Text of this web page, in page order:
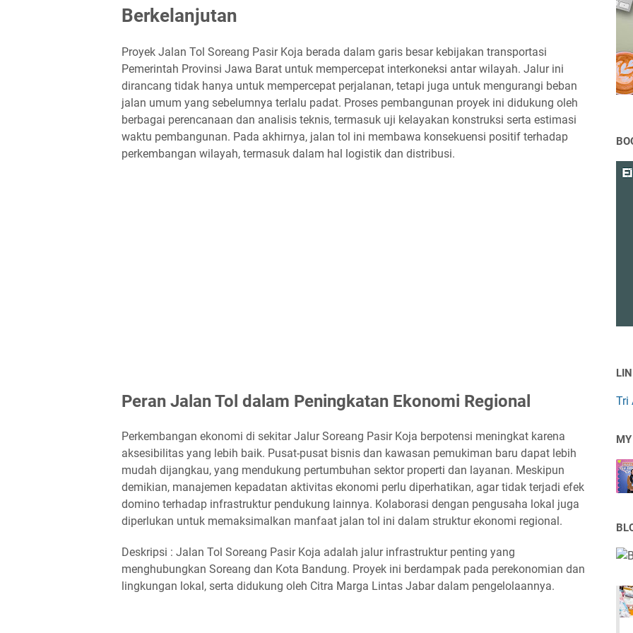
Berkelanjutan
Proyek Jalan Tol Soreang Pasir Koja berada dalam garis besar kebijakan transportasi
Pemerintah Provinsi Jawa Barat untuk mempercepat interkoneksi antar wilayah. Jalur ini
dirancang tidak hanya untuk mempercepat perjalanan, tetapi juga untuk mengurangi beban
jalan umum yang sebelumnya terlalu padat. Proses pembangunan proyek ini didukung oleh
berbagai perencanaan dan analisis teknis, termasuk uji kelayakan konstruksi serta estimasi
waktu pembangunan. Pada akhirnya, jalan tol ini membawa konsekuensi positif terhadap
perkembangan wilayah, termasuk dalam hal logistik dan distribusi.
Peran Jalan Tol dalam Peningkatan Ekonomi Regional
Perkembangan ekonomi di sekitar Jalur Soreang Pasir Koja berpotensi meningkat karena
aksesibilitas yang lebih baik. Pusat-pusat bisnis dan kawasan pemukiman baru dapat lebih
mudah dijangkau, yang mendukung pertumbuhan sektor properti dan layanan. Meskipun
demikian, manajemen kepadatan aktivitas ekonomi perlu diperhatikan, agar tidak terjadi efek
domino terhadap infrastruktur pendukung lainnya. Kolaborasi dengan pengusaha lokal juga
diperlukan untuk memaksimalkan manfaat jalan tol ini dalam struktur ekonomi regional.
Deskripsi : Jalan Tol Soreang Pasir Koja adalah jalur infrastruktur penting yang
menghubungkan Soreang dan Kota Bandung. Proyek ini berdampak pada perekonomian dan
lingkungan lokal, serta didukung oleh Citra Marga Lintas Jabar dalam pengelolaannya.
Tri